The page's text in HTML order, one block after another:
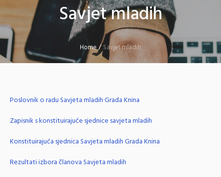
Savjet mladih
Home/Savjet mladih
Poslovnik o radu Savjeta mladih Grada Knina
Zapisnik s konstituirajuće sjednice savjeta mladih
Konstituirajuća sjednica Savjeta mladih Grada Knina
Rezultati izbora članova Savjeta mladih